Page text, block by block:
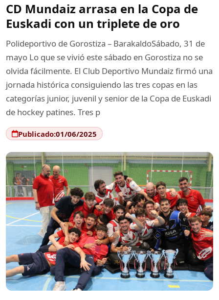
CD Mundaiz arrasa en la Copa de
Euskadi con un triplete de oro
Polideportivo de Gorostiza – BarakaldoSábado, 31 de
mayo Lo que se vivió este sábado en Gorostiza no se
olvida fácilmente. El Club Deportivo Mundaiz firmó una
jornada histórica consiguiendo las tres copas en las
categorías junior, juvenil y senior de la Copa de Euskadi
de hockey patines. Tres p
Publicado:01/06/2025